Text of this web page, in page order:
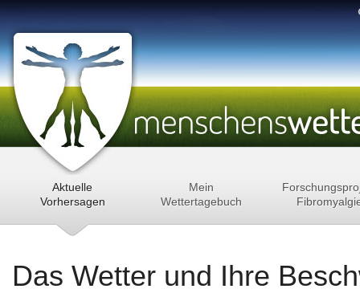
Aktuelle
Vorhersagen
Mein
Wettertagebuch
Das Wetter und Ihre